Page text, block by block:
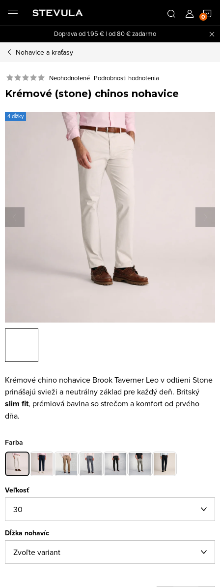
obsah
Doprava od 1.95 € | od 80 € zadarmo
Nohavice a kraťasy
Neohodnotené Podrobnosti hodnotenia
Krémové (stone) chinos nohavice
4 dĺžky
Krémové chino nohavice Brook Taverner Leo v odtieni Stone
prinášajú svieži a neutrálny základ pre každý deň. Britský
slim fit, prémiová bavlna so strečom a komfort od prvého
dňa.
Farba
Veľkosť
Dĺžka nohavíc